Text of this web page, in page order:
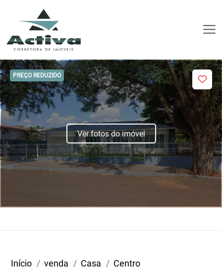
PREÇO REDUZIDO
Ver fotos do imóvel
Início venda Casa Centro